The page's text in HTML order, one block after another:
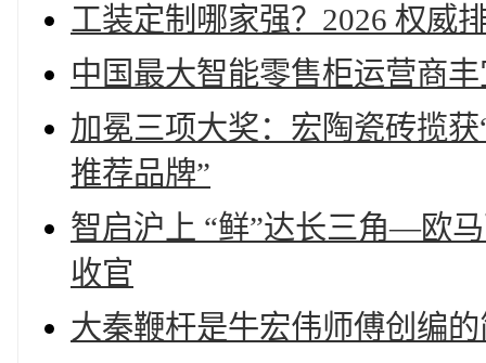
工装定制哪家强？2026 权威
中国最大智能零售柜运营商
加冕三项大奖：宏陶瓷砖揽
推荐品牌”
智启沪上 “鲜”达长三角—欧
收官
大秦鞭杆是牛宏伟师傅创编